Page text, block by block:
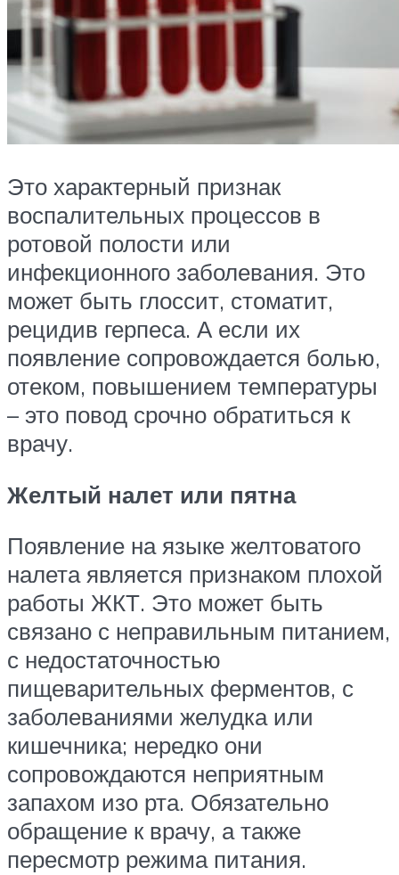
Это характерный признак
воспалительных процессов в
ротовой полости или
инфекционного заболевания. Это
может быть глоссит, стоматит,
рецидив герпеса. А если их
появление сопровождается болью,
отеком, повышением температуры
– это повод срочно обратиться к
врачу.
Желтый налет или пятна
Появление на языке желтоватого
налета является признаком плохой
работы ЖКТ. Это может быть
связано с неправильным питанием,
с недостаточностью
пищеварительных ферментов, с
заболеваниями желудка или
кишечника; нередко они
сопровождаются неприятным
запахом изо рта. Обязательно
обращение к врачу, а также
пересмотр режима питания.